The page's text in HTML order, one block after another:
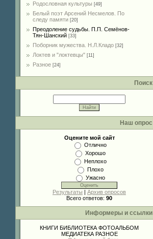
Родословная культуры [49]
Белый поэт Арсений Несмелов. По
следу памяти [20]
Преодоление судьбы. П.П. Семёнов-
Тян-Шанский [33]
Поборник мужества. Н.Л.Кладо [32]
Локтев и "локтевцы" [11]
Разное [24]
Поиск
Наш опрос
Оцените мой сайт
Отлично
Хорошо
Неплохо
Плохо
Ужасно
Результаты | Архив опросов
Всего ответов: 90
Информеры и ссылки
КНИГИ БИБЛИОТЕКА ФОТОАЛЬБОМ
МЕДИАТЕКА РАЗНОЕ